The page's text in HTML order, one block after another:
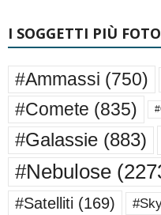
I SOGGETTI PIÙ
#Ammassi (750)
#Comete (835)
#Galassie (883)
#Nebulose
#Satelliti (169)